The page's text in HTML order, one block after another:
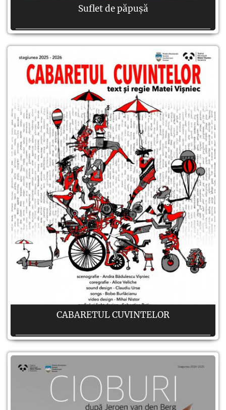
Suflet de păpușă
Autor:după Andrei Graur
CABARETUL CUVINTELOR
Autor:Matei Vişniec